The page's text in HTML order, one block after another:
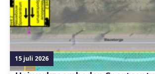
15 juli 2026